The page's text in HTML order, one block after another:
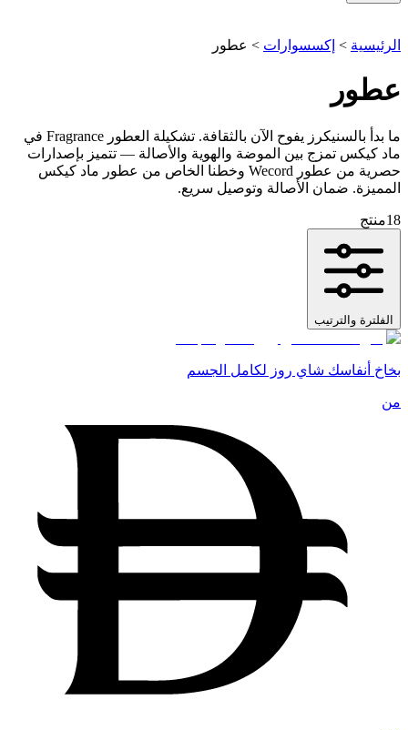
الرئيسية > إكسسوارات > عطور
عطور
ما بدأ بالسنيكرز يفوح الآن بالثقافة. تشكيلة العطور Fragrance في
ماد كيكس تمزج بين الموضة والهوية والأصالة — تتميز بإصدارات
حصرية من عطور Wecord وخطنا الخاص من عطور ماد كيكس
المميزة. ضمان الأصالة وتوصيل سريع.
18منتج
الفلترة والترتيب
بخاخ أنفاسك شاي روز لكامل الجسم
من